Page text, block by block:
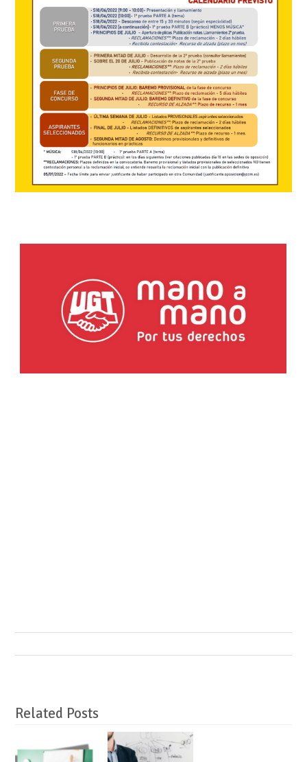
Related Posts